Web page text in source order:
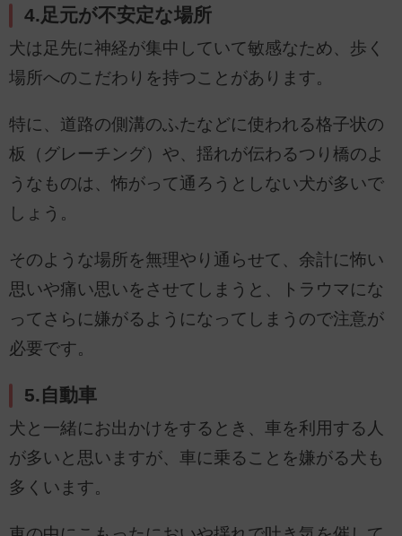
4.足元が不安定な場所
犬は足先に神経が集中していて敏感なため、歩く
場所へのこだわりを持つことがあります。
特に、道路の側溝のふたなどに使われる格子状の
板（グレーチング）や、揺れが伝わるつり橋のよ
うなものは、怖がって通ろうとしない犬が多いで
しょう。
そのような場所を無理やり通らせて、余計に怖い
思いや痛い思いをさせてしまうと、トラウマにな
ってさらに嫌がるようになってしまうので注意が
必要です。
5.自動車
犬と一緒にお出かけをするとき、車を利用する人
が多いと思いますが、車に乗ることを嫌がる犬も
多くいます。